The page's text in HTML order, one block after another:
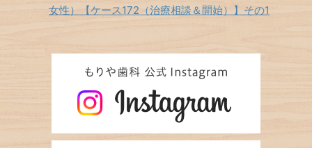
女性）【ケース172（治療相談＆開始）】その1